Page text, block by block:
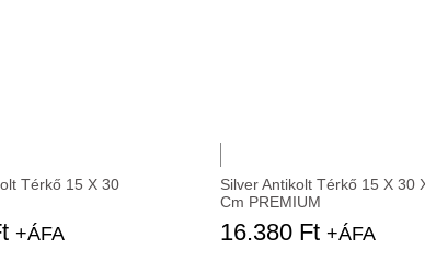
Térkő 15 X 30
+ÁFA
Silver Antikolt Térkő 15 X 30
Cm PREMIUM
16.380 Ft +ÁFA